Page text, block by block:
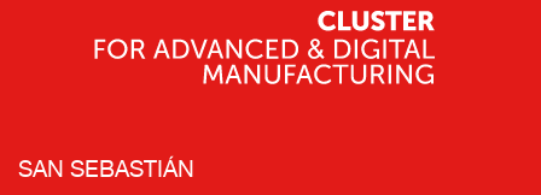
SAN SEBASTIÁN